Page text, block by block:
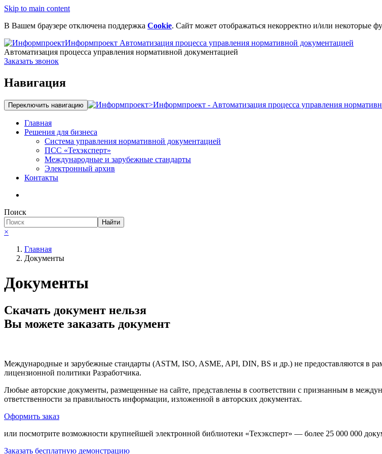
Skip to main content
В Вашем браузере отключена поддержка Cookie. Сайт может отображаться некорректно и/или некоторые
Информпроект Автоматизация процесса управления нормативной документацией
Автоматизация процесса управления нормативной документацией
Заказать звонок
Навигация
Переключить навигацию >Информпроект - Автоматизация процесса управления
Главная
Решения для бизнеса
Система управления нормативной документацией
ПСС «Техэксперт»
Международные и зарубежные стандарты
Электронный архив
Контакты
Поиск
Найти
×
Главная
Документы
Документы
Скачать документ нельзя
Вы можете заказать документ
Международные и зарубежные стандарты (ASTM, ISO, ASME, API, DIN, BS и др.) не предоставляются в
лицензионной политики Разработчика.
Любые авторские документы, размещенные на сайте, представлены в соответствии с признанным в
ответственности за правильность информации, изложенной в авторских документах.
Оформить заказ
или посмотрите возможности крупнейшей электронной библиотеки «Техэксперт» — более 25 000 000
Заказать бесплатную демонстрацию